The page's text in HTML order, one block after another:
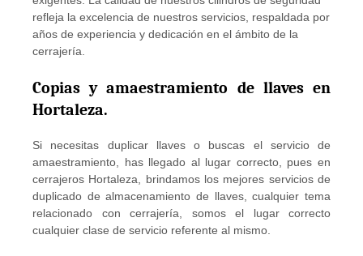
refleja la excelencia de nuestros servicios, respaldada por
años de experiencia y dedicación en el ámbito de la
cerrajería.
Copias y amaestramiento de llaves en
Hortaleza.
Si necesitas duplicar llaves o buscas el servicio de
amaestramiento, has llegado al lugar correcto, pues en
cerrajeros Hortaleza, brindamos los mejores servicios de
duplicado de almacenamiento de llaves, cualquier tema
relacionado con cerrajería, somos el lugar correcto
cualquier clase de servicio referente al mismo.